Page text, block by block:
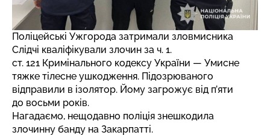
Поліцейські Ужгорода затримали зловмисника
Слідчі кваліфікували злочин за ч. 1.
ст. 121 Кримінального кодексу України — Умисне
тяжке тілесне ушкодження. Підозрюваного
відправили в ізолятор. Йому загрожує від п’яти
до восьми років.
Нагадаємо, нещодавно поліція знешкодила
злочинну банду на Закарпатті.